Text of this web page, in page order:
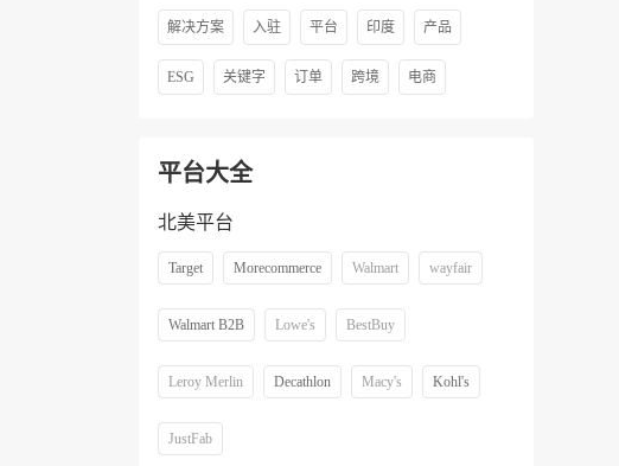
解决方案 入驻 平台 印度 产品
ESG 关键字 订单 跨境 电商
平台大全
北美平台
Target Morecommerce Walmart wayfair
Walmart B2B Lowe's BestBuy
Leroy Merlin Decathlon Macy's Kohl's
JustFab